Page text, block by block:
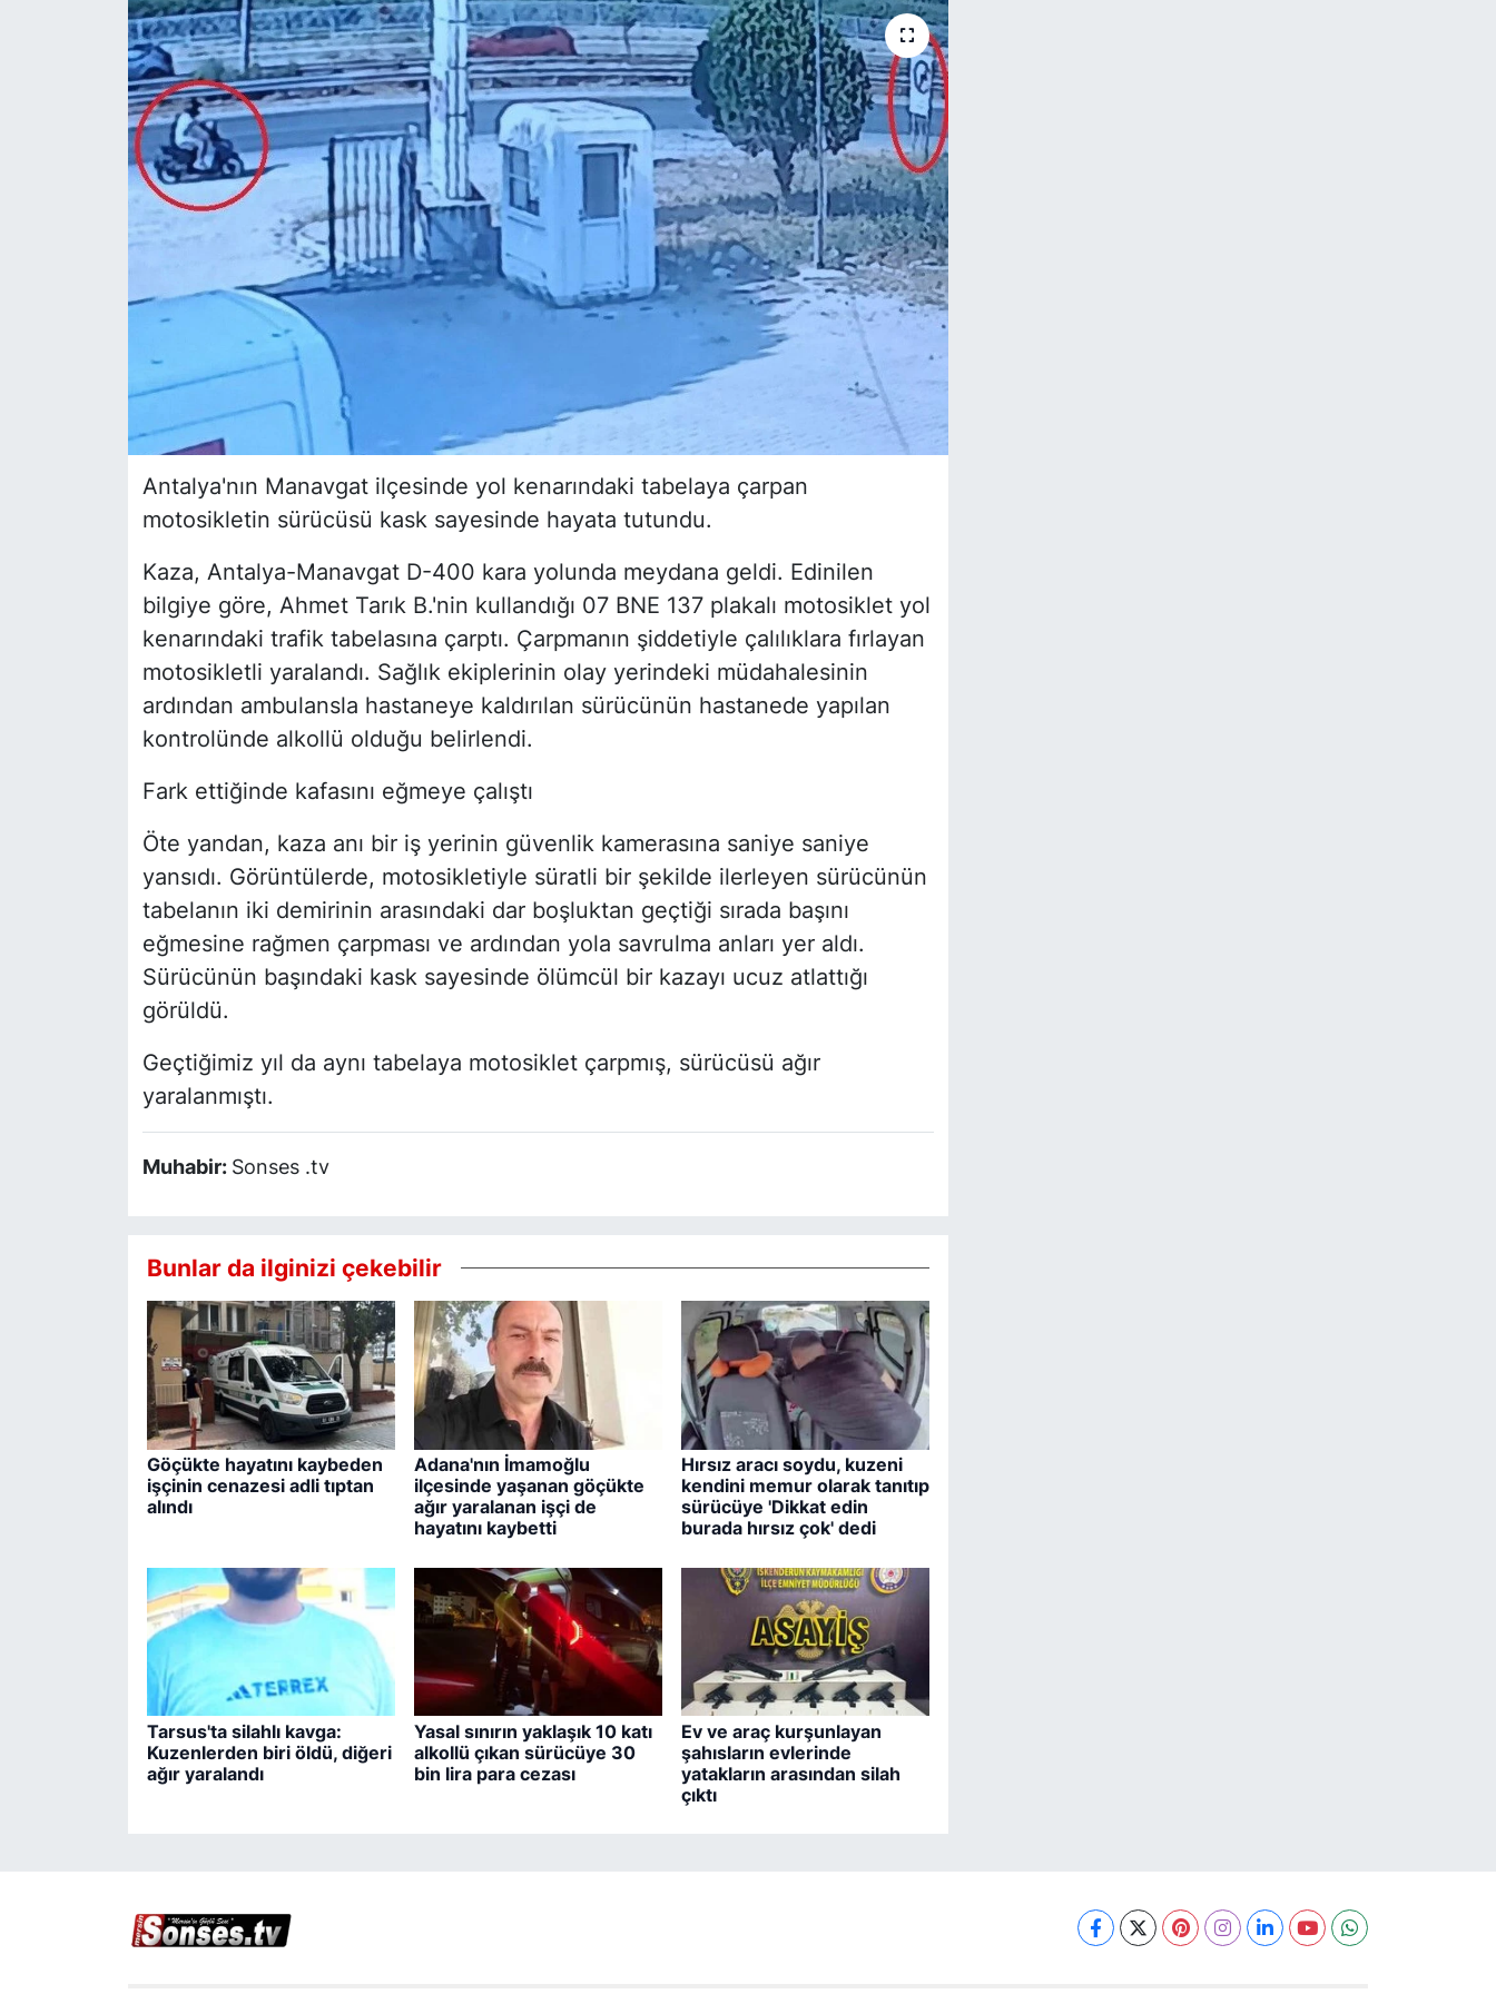
Antalya'nın Manavgat ilçesinde yol kenarındaki tabelaya çarpan
motosikletin sürücüsü kask sayesinde hayata tutundu.
Kaza, Antalya-Manavgat D-400 kara yolunda meydana geldi. Edinilen
bilgiye göre, Ahmet Tarık B.'nin kullandığı 07 BNE 137 plakalı motosiklet yol
kenarındaki trafik tabelasına çarptı. Çarpmanın şiddetiyle çalılıklara fırlayan
motosikletli yaralandı. Sağlık ekiplerinin olay yerindeki müdahalesinin
ardından ambulansla hastaneye kaldırılan sürücünün hastanede yapılan
kontrolünde alkollü olduğu belirlendi.
Fark ettiğinde kafasını eğmeye çalıştı
Öte yandan, kaza anı bir iş yerinin güvenlik kamerasına saniye saniye
yansıdı. Görüntülerde, motosikletiyle süratli bir şekilde ilerleyen sürücünün
tabelanın iki demirinin arasındaki dar boşluktan geçtiği sırada başını
eğmesine rağmen çarpması ve ardından yola savrulma anları yer aldı.
Sürücünün başındaki kask sayesinde ölümcül bir kazayı ucuz atlattığı
görüldü.
Geçtiğimiz yıl da aynı tabelaya motosiklet çarpmış, sürücüsü ağır
yaralanmıştı.
Muhabir: Sonses .tv
Bunlar da ilginizi çekebilir
Göçükte hayatını kaybeden
işçinin cenazesi adli tıptan
alındı
Adana'nın İmamoğlu
ilçesinde yaşanan göçükte
ağır yaralanan işçi de
hayatını kaybetti
Hırsız aracı soydu, kuzeni
kendini memur olarak tanıtıp
sürücüye 'Dikkat edin
burada hırsız çok' dedi
Tarsus'ta silahlı kavga:
Kuzenlerden biri öldü, diğeri
ağır yaralandı
Yasal sınırın yaklaşık 10 katı
alkollü çıkan sürücüye 30
bin lira para cezası
Ev ve araç kurşunlayan
şahısların evlerinde
yatakların arasından silah
çıktı
Siyaset
YEREL HABER
Haberde insan